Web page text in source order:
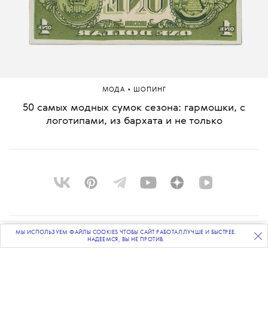
ПОДПИСЫВАЙТЕСЬНА НАШУ ВЕЧЕРНЮЮ РАССЫЛКУ
МОДА • ШОПИНГ
50 самых модных сумок сезона: гармошки, с
логотипами, из бархата и не только
О ПРОЕКТЕ
МЫ ИСПОЛЬЗУЕМ ФАЙЛЫ COOKIES ЧТОБЫ САЙТ РАБОТАЛ ЛУЧШЕ И БЫСТРЕЕ.
НАДЕЕМСЯ, ВЫ НЕ ПРОТИВ.